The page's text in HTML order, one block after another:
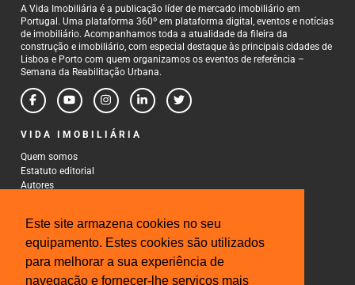
Este site armazena cookies no seu
equipamento. Estes cookies são utilizados
para melhorar a sua experiência de
navegação e fornecer-lhe serviços mais
A Vida Imobiliária é a publicação líder de mercado imobiliário em
Portugal. Uma plataforma 360º em plataforma digital, eventos e notícias
de imobiliário. Acompanhamos toda a atualidade da fileira da
construção e imobiliário, com especial destaque às principais cidades de
Lisboa e Porto com quem organizamos os eventos de referência –
Semana da Reabilitação Urbana.
VIDA IMOBILIÁRIA
Quem somos
Estatuto editorial
Autores
CONTACTOS
Rua Gonçalo Cristovão, 185 - 6º
4000-269 Porto